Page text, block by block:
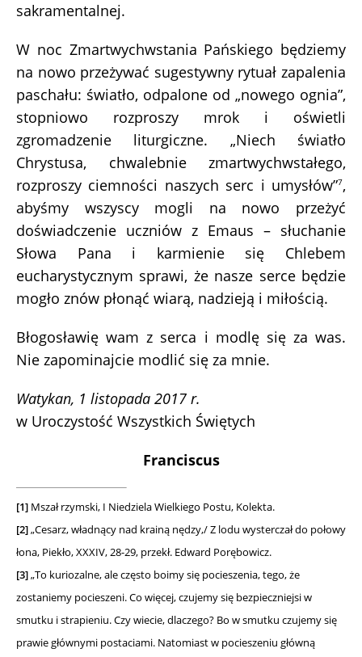
sakramentalnej.
W noc Zmartwychwstania Pańskiego będziemy
na nowo przeżywać sugestywny rytuał zapalenia
paschału: światło, odpalone od „nowego ognia”,
stopniowo rozproszy mrok i oświetli
zgromadzenie liturgiczne. „Niech światło
Chrystusa, chwalebnie zmartwychwstałego,
rozproszy ciemności naszych serc i umysłów”7,
abyśmy wszyscy mogli na nowo przeżyć
doświadczenie uczniów z Emaus – słuchanie
Słowa Pana i karmienie się Chlebem
eucharystycznym sprawi, że nasze serce będzie
mogło znów płonąć wiarą, nadzieją i miłością.
Błogosławię wam z serca i modlę się za was.
Nie zapominajcie modlić się za mnie.
Watykan, 1 listopada 2017 r.
w Uroczystość Wszystkich Świętych
Franciscus
[1] Mszał rzymski, I Niedziela Wielkiego Postu, Kolekta.
[2]„Cesarz, władnący nad krainą nędzy,/ Z lodu wysterczał do połowy
łona, Piekło, XXXIV, 28-29, przekł. Edward Porębowicz.
[3]„To kuriozalne, ale często boimy się pocieszenia, tego, że
zostaniemy pocieszeni. Co więcej, czujemy się bezpieczniejsi w
smutku i strapieniu. Czy wiecie, dlaczego? Bo w smutku czujemy się
prawie głównymi postaciami. Natomiast w pocieszeniu główną